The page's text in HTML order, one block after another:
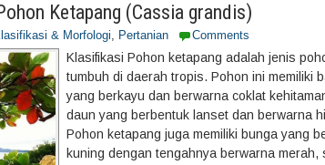
Ketapang (Cassia grandis)
& Morfologi, Pertanian Comments
Klasifikasi Pohon ketapang adalah jenis
tumbuh di daerah tropis. Pohon ini memiliki
yang berkayu dan berwarna coklat
daun yang berbentuk lanset dan berwarna
Pohon ketapang juga memiliki bunga yang
kuning dengan tengahnya berwarna merah,